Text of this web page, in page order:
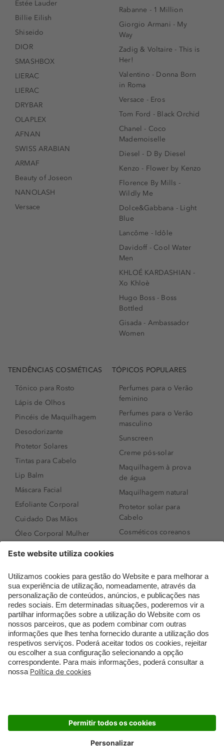
Estée Lauder
Billie Eilish
Shiseido
DIOR
SMASHBOX
LIERAC
LIERAC
DRYBAR
OLAPLEX
AFNAN
SWISS ARABIAN
ARMAF
Beauty of Joseon
NANOLASH
Versace
Rabanne - 1 Million
Giorgio Armani - My
Way
Zadig & Voltaire - This is
Her!
Valentino - Donna Born
in Roma
Versace - Eros
Tom Ford - Black Orchid
Chanel - Coco
Mademoiselle
Diesel - D By Diesel
Kenzo - Flower by Kenzo
Florence By Mills -
Wildly Me
Dolce&Gabbana - Light
Blue
Lancôme - Idôle
Davidoff - Cool Water
Men
KHLOÉ KARDASHIAN -
Xo Khloè
Hugo Boss - Boss
Bottled
Gisada - Ambassador
Women
TENDÊNCIAS COSMÉTICAS
Tónico para Rosto
Lápis de Olhos
Pincéis de Maquilhagem
Desodorizante
Protetor Solares
Tintas para Cabelo
Lip Balm
Máscara Facial
Esfoliante Corporal
Cuidado Das Mãos
Óleo Corporal Mulher
Sérum de Rosto
Body mist & Spray
corporal
Produtos para Cabelo
Homem
Espuma de Limpeza
Facial
Dermocosmética
TÓPICOS POPULARES
Perfumes para o Verão
feminino
Perfumes para o Verão
masculino
Sunscreen
Creme pós-solar
Maquilhagem à prova
de água
Maquilhagem natural
Protetor solar para
Cabelo
Cosméticos coreanos
Perfumes árabes
Novidades
Melhores Perfumes
Femininos
TOP 10: Perfumes
Masculinos
Pestanas Postiças
Creme Rosto Homem
Embalagens Sustentáveis